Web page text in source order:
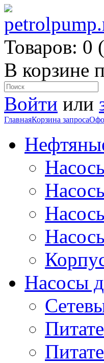
Товаров: 0
В корзине
Войти или
ГлавнаяКорзина запроса
Насосы